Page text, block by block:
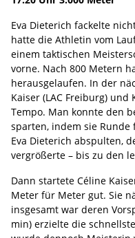
Eva Dieterich fackelte
hatte die Athletin vom
einem taktischen
vorne. Nach 800 Metern
herausgelaufen. In der
Kaiser (LAC Freiburg) und
Tempo. Man konnte den
sparten, indem sie
Eva Dieterich abspulten,
vergrößerte – bis zu den
Dann startete Céline
Meter für Meter gut. Sie
insgesamt war deren
min) erzielte die